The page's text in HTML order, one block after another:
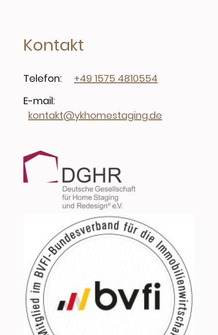
Kontakt
Telefon: +49 1575 4810554
E-mail:
kontakt@ykhomestaging.de